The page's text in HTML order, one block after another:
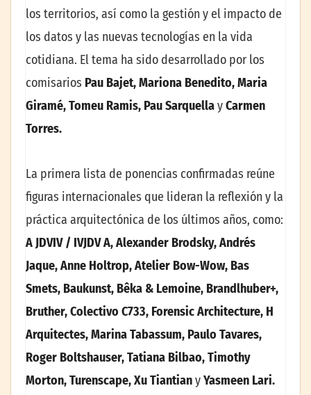
los territorios, así como la gestión y el impacto de
los datos y las nuevas tecnologías en la vida
cotidiana. El tema ha sido desarrollado por los
comisarios Pau Bajet, Mariona Benedito, Maria
Giramé, Tomeu Ramis, Pau SarquellayCarmen
Torres.
La primera lista de ponencias confirmadas reúne
figuras internacionales que lideran la reflexión y la
práctica arquitectónica de los últimos años, como:
A JDVIV / IVJDV A, Alexander Brodsky, Andrés
Jaque, Anne Holtrop, Atelier Bow-Wow, Bas
Smets, Baukunst, Bêka & Lemoine, Brandlhuber+,
Bruther, Colectivo C733, Forensic Architecture, H
Arquitectes, Marina Tabassum, Paulo Tavares,
Roger Boltshauser, Tatiana Bilbao, Timothy
Morton, Turenscape, Xu TiantianyYasmeen Lari.